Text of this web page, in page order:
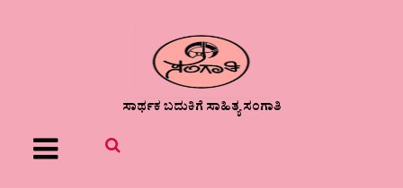
ಸಾರ್ಥಕ ಬದುಕಿಗೆ ಸಾಹಿತ್ಯ ಸಂಗಾತಿ
Menu